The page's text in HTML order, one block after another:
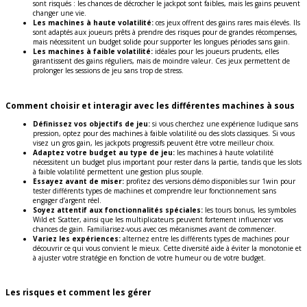
sont risqués : les chances de décrocher le jackpot sont faibles, mais les gains peuvent
changer une vie.
Les machines à haute volatilité: ces jeux offrent des gains rares mais élevés. Ils
sont adaptés aux joueurs prêts à prendre des risques pour de grandes récompenses,
mais nécessitent un budget solide pour supporter les longues périodes sans gain.
Les machines à faible volatilité: idéales pour les joueurs prudents, elles
garantissent des gains réguliers, mais de moindre valeur. Ces jeux permettent de
prolonger les sessions de jeu sans trop de stress.
Comment choisir et interagir avec les différentes machines à sous
Définissez vos objectifs de jeu: si vous cherchez une expérience ludique sans
pression, optez pour des machines à faible volatilité ou des slots classiques. Si vous
visez un gros gain, les jackpots progressifs peuvent être votre meilleur choix.
Adaptez votre budget au type de jeu: les machines à haute volatilité
nécessitent un budget plus important pour rester dans la partie, tandis que les slots
à faible volatilité permettent une gestion plus souple.
Essayez avant de miser: profitez des versions démo disponibles sur 1win pour
tester différents types de machines et comprendre leur fonctionnement sans
engager d’argent réel.
Soyez attentif aux fonctionnalités spéciales: les tours bonus, les symboles
Wild et Scatter, ainsi que les multiplicateurs peuvent fortement influencer vos
chances de gain. Familiarisez-vous avec ces mécanismes avant de commencer.
Variez les expériences: alternez entre les différents types de machines pour
découvrir ce qui vous convient le mieux. Cette diversité aide à éviter la monotonie et
à ajuster votre stratégie en fonction de votre humeur ou de votre budget.
Les risques et comment les gérer